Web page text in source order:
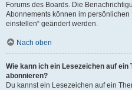
Forums des Boards. Die
Abonnements können im
einstellen“ geändert werden.
Nach oben
Wie kann ich ein Lesezeichen auf ein
abonnieren?
Du kannst ein Lesezeichen auf ein